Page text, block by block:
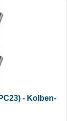
- Kolben-